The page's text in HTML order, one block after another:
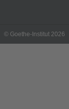
© Goethe-Institut 2026